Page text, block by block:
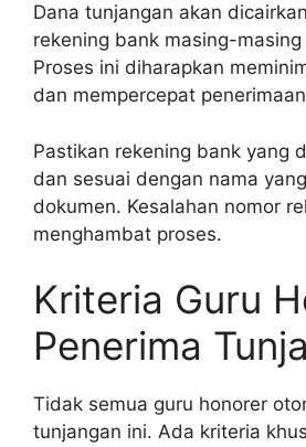
Dana tunjangan akan
rekening bank masing-masing
Proses ini diharapkan
dan mempercepat
Pastikan rekening bank yang
dan sesuai dengan nama
dokumen. Kesalahan nomor
menghambat proses.
Kriteria Guru
Penerima
Tidak semua guru honorer
tunjangan ini. Ada kriteria